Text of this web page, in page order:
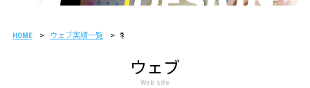
HOME ウェブ実績一覧 物流コンサルティング会社様 制作事例
ウェブ
Web site